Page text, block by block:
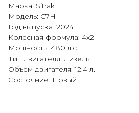
Марка: Sitrak
Модель: C7H
Год выпуска: 2024
Колесная формула: 4х2
Мощность: 480 л.с.
Тип двигателя: Дизель
Объем двигателя: 12.4 л.
Состояние: Новый